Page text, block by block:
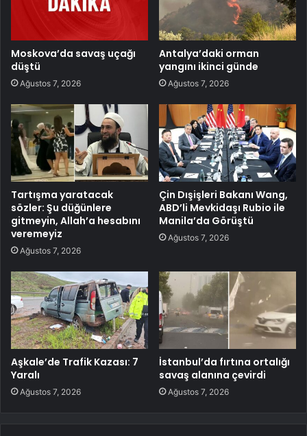
Moskova’da savaş uçağı
düştü
Ağustos 7, 2026
Antalya’daki orman
yangını ikinci günde
Ağustos 7, 2026
Tartışma yaratacak
sözler: Şu düğünlere
gitmeyin, Allah’a hesabını
veremeyiz
Ağustos 7, 2026
Çin Dışişleri Bakanı Wang,
ABD’li Mevkidaşı Rubio ile
Manila’da Görüştü
Ağustos 7, 2026
Aşkale’de Trafik Kazası: 7
Yaralı
Ağustos 7, 2026
İstanbul’da fırtına ortalığı
savaş alanına çevirdi
Ağustos 7, 2026